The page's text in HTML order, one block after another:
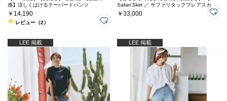
感】涼しくはけるテーパードパンツ
￥14,190
レビュー（2）
Safari Skirt ／ サファリタックフレアスカー
ト
￥33,000
LEE 掲載 LEE 掲載